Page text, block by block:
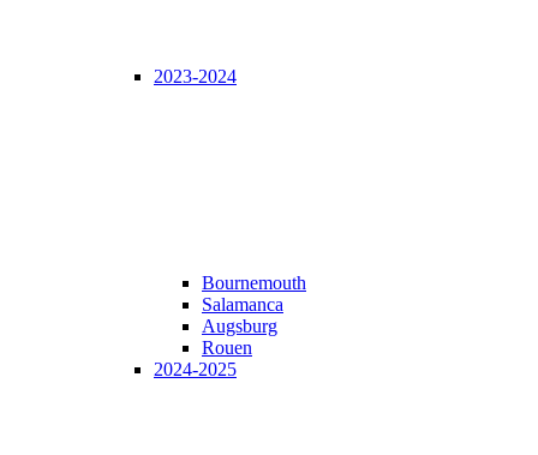
2023-2024
Bournemouth
Salamanca
Augsburg
Rouen
2024-2025